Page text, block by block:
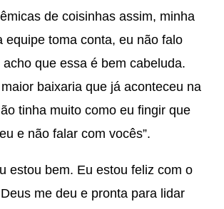
de coisinhas assim, minha
equipe toma conta, eu não falo
que essa é bem cabeluda.
baixaria que já aconteceu na
tinha muito como eu fingir que
e não falar com vocês”.
estou bem. Eu estou feliz com o
me deu e pronta para lidar